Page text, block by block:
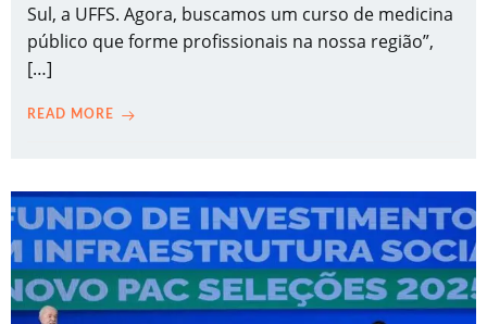
Sul, a UFFS. Agora, buscamos um curso de medicina
público que forme profissionais na nossa região”,
[…]
READ MORE